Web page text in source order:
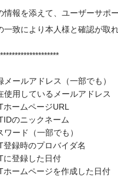
情報を添えて、ユーザーサポ
一致により本人様と確認が取
メールアドレス（一部でも）
使用しているメールアドレス
ホームページURL
のニックネーム
ワード（一部でも）
登録時のプロバイダ名
に登録した日付
ホームページを作成した日付